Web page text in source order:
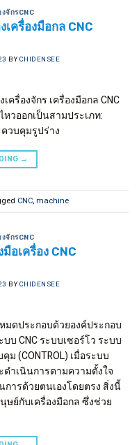
งจักรCNC
เครื่องมือกล CNC
BYCHIDENSEE
รื่องจักร เครื่องมือกล CNC
วออกเป็นสามประเภท:
วบคุมรูปร่าง
→
CNC,machine
งจักรCNC
อเครื่อง CNC
BYCHIDENSEE
มดประกอบด้วยองค์ประกอบ
บ CNC ระบบเซอร์โว ระบบ
(CONTROL) เมื่อระบบ
ดำเนินการตามความตั้งใจ
ารด้วยตนเองโดยตรง สิ่งนี้
ย์กับเครื่องมือกล ซึ่งช่วย